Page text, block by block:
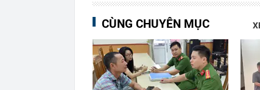
CÙNG CHUYÊN MỤC